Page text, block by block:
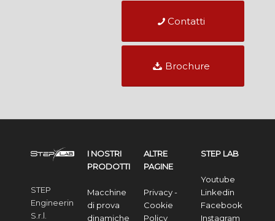
Contatti
Brochure
STEP
Engineering
S.r.l.
I NOSTRI
PRODOTTI
Macchine
di prova
dinamiche
ALTRE
PAGINE
Privacy -
Cookie
Policy
STEP LAB
Youtube
Linkedin
Facebook
Instagram